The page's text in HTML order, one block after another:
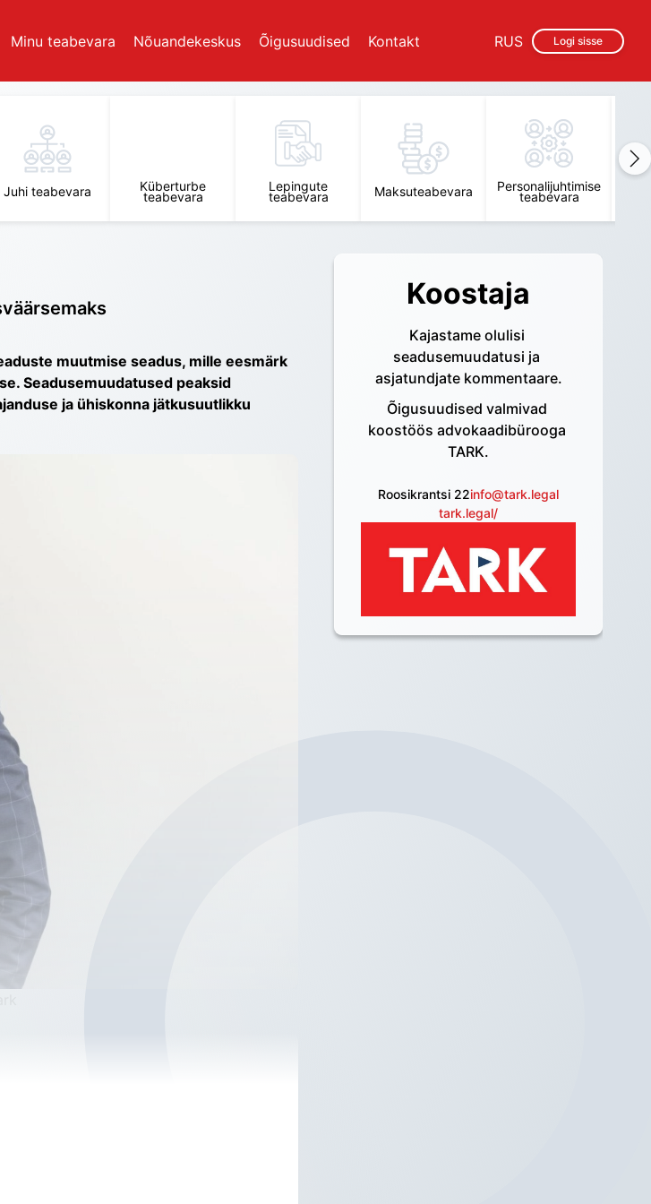
Minu teabevara Nõuandekeskus Õigusuudised Kontakt Logi sisse
RUS
Juhi teabevara Küberturbe
teabevara
Lepingute
teabevara Maksuteabevara Personalijuhtimise
teabevara
muutmise seadus, mille eesmärk
Seadusemuudatused peaksid
ja ühiskonna jätkusuutlikku
Koostaja
Kajastame olulisi
seadusemuudatusi ja
asjatundjate kommentaare.
Õigusuudised valmivad
koostöös advokaadibürooga
TARK.
Roosikrantsi 22info@tark.legal
tark.legal/